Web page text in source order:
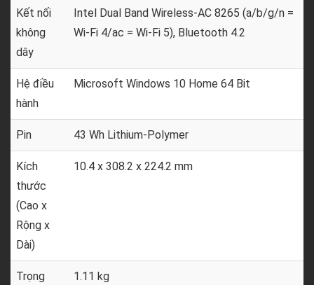
Kết nối
không
dây
Intel Dual Band Wireless-AC 8265 (a/b/g/n =
Wi-Fi 4/ac = Wi-Fi 5), Bluetooth 4.2
Hệ điều
hành
Microsoft Windows 10 Home 64 Bit
Pin 43 Wh Lithium-Polymer
Kích
thước
(Cao x
Rộng x
Dài)
10.4 x 308.2 x 224.2 mm
Trọng
1.11 kg